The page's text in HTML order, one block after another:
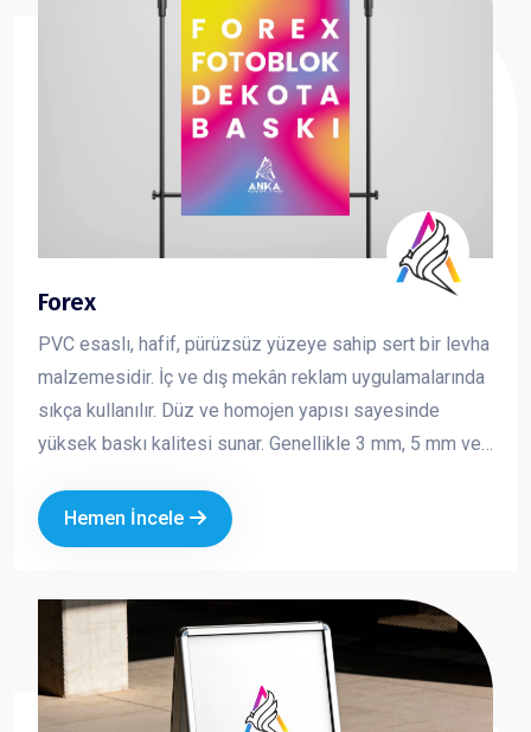
Forex
PVC esaslı, hafif, pürüzsüz yüzeye sahip sert bir levha
malzemesidir. İç ve dış mekân reklam uygulamalarında
sıkça kullanılır. Düz ve homojen yapısı sayesinde
yüksek baskı kalitesi sunar. Genellikle 3 mm, 5 mm ve
şekillendirilebilir bir yapıya sahiptir. Reklam ve tanıtım
çalışmalarında hem ekonomik hem de şık bir çözüm
ve profesyonel şekilde yansıtmanıza yardımcı olur.
Hemen İncele